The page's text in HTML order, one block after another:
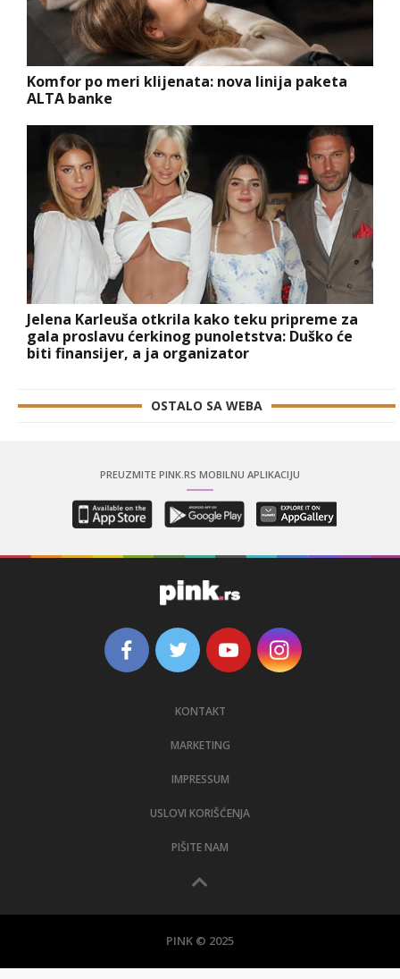
Komfor po meri klijenata: nova linija paketa
ALTA banke
Jelena Karleuša otkrila kako teku pripreme za
gala proslavu ćerkinog punoletstva: Duško će
biti finansijer, a ja organizator
OSTALO SA WEBA
PREUZMITE PINK.RS MOBILNU APLIKACIJU
KONTAKT
MARKETING
IMPRESSUM
USLOVI KORIŠĆENJA
PIŠITE NAM
PINK © 2025